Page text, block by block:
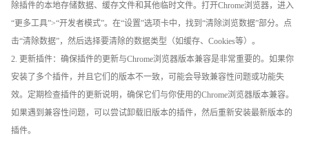
除插件的本地存储数据、缓存文件和其他临时文件。打开Chrome浏览器，进入
“更多工具”>“开发者模式”。在“设置”选项卡中，找到“清除浏览数据”部分。点
击“清除数据”，然后选择要清除的数据类型（如缓存、Cookies等）。
2. 更新插件：确保插件的更新与Chrome浏览器版本兼容是非常重要的。如果你
安装了多个插件，并且它们的版本不一致，可能会导致兼容性问题或功能失
效。定期检查插件的更新说明，确保它们与你使用的Chrome浏览器版本兼容。
如果遇到兼容性问题，可以尝试卸载旧版本的插件，然后重新安装最新版本的
插件。